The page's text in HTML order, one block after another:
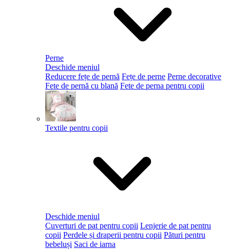
Perne
Deschide meniul
Reducere fețe de pernă Fețe de perne Perne decorative
Fete de pernă cu blană Fete de perna pentru copii
Textile pentru copii
Deschide meniul
Cuverturi de pat pentru copii Lenjerie de pat pentru
copii Perdele și draperii pentru copii Pături pentru
bebeluși Saci de iarna